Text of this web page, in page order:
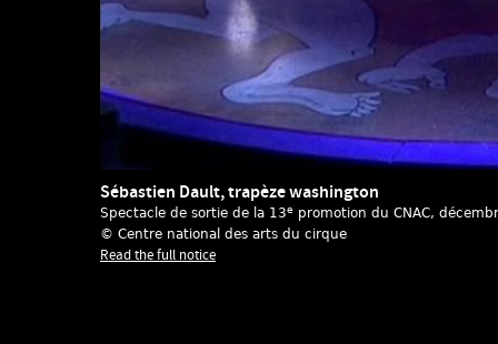
Sébastien Dault, trapèze washington
Spectacle de sortie de la 13e promotion du CNAC,
© Centre national des arts du cirque
Read the full notice